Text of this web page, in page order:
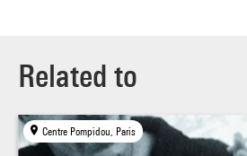
Related to
Centre Pompidou, Paris